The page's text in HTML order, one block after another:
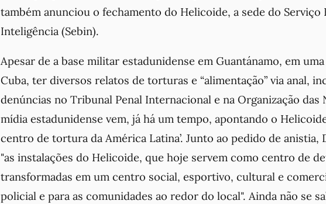
também anunciou o fechamento do Helicoide, a sede do Serviço
Inteligência (Sebin).
Apesar de a base militar estadunidense em Guantánamo, em
Cuba, ter diversos relatos de torturas e “alimentação” via anal,
denúncias no Tribunal Penal Internacional e na Organização das
mídia estadunidense vem, já há um tempo, apontando o
centro de tortura da América Latina’. Junto ao pedido de anistia,
"as instalações do Helicoide, que hoje servem como centro de
transformadas em um centro social, esportivo, cultural e
policial e para as comunidades ao redor do local". Ainda não se